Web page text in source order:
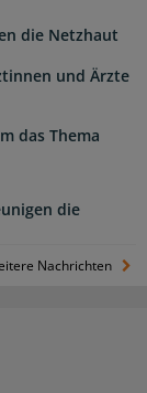
die Netzhaut
und Ärzte
das Thema
die
Nachrichten